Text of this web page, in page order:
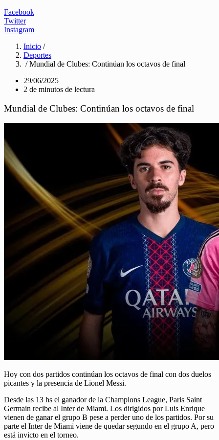
Facebook
Twitter
Instagram
Inicio /
Deportes
/ Mundial de Clubes: Continúan los octavos de final
29/06/2025
2 de minutos de lectura
Mundial de Clubes: Continúan los octavos de final
Hoy con dos partidos continúan los octavos de final con dos duelos
picantes y la presencia de Lionel Messi.
Desde las 13 hs el ganador de la Champions League, Paris Saint
Germain recibe al Inter de Miami. Los dirigidos por Luis Enrique
vienen de ganar el grupo B pese a perder uno de los partidos. Por su
parte el Inter de Miami viene de quedar segundo en el grupo A, pero
está invicto en el torneo.